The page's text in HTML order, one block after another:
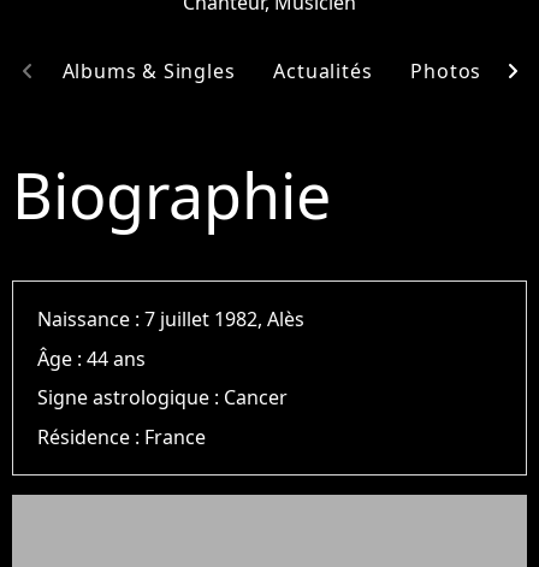
Albums & Singles Actualités Photos
chevron_left chevron_right
Biographie
Naissance :7 juillet 1982, Alès
Âge :44 ans
Signe astrologique : Cancer
Résidence : France